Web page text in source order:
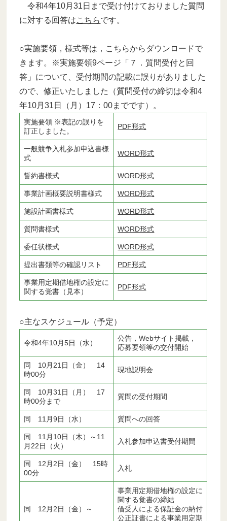
令和4年10月31日まで受け付けておりました質問
に対する回答はこちらです。
○実施要領，様式等は，こちらからダウンロードで
きます。※実施要領9ページ「７．質問受付と回
答」について、受付期間の記載に誤りがありました
ので、修正いたしました（質問受付の締切は令和4
年10月31日（月）17：00までです）。
実施要領 ※表記の誤りを
訂正しました。
PDF形式
一般競争入札参加申込書様
式
WORD形式
誓約書様式 WORD形式
事業計画概要説明書様式 WORD形式
施設計画書様式 WORD形式
質問書様式 WORD形式
委任状様式 WORD形式
提出書類等の確認リスト PDF形式
事業用定期借地権の設定に
関する覚書（見本）
PDF形式
○主なスケジュール（予定）
令和4年10月5日（水）
公告，Webサイト掲載，
応募要領等の交付開始
同 10月21日（金） 14
時00分
現地説明会
同 10月31日（月） 17
時00分まで
質問の受付期間
同 11月9日（水） 質問への回答
同 11月10日（木）～11
月22日（火）
入札参加申込書受付期間
同 12月2日（金） 15時
00分
入札
同 12月2日（金）～
事業用定期借地権の設定に
関する覚書の締結
借受人による保証金の納付
公正証書による事業用定期